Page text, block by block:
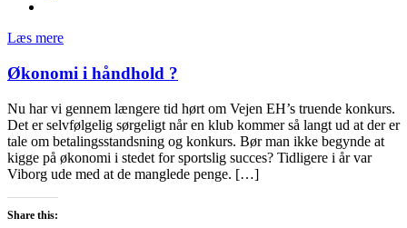
Læs mere
Økonomi i håndhold ?
Nu har vi gennem længere tid hørt om Vejen EH’s truende konkurs.
Det er selvfølgelig sørgeligt når en klub kommer så langt ud at der er
tale om betalingsstandsning og konkurs. Bør man ikke begynde at
kigge på økonomi i stedet for sportslig succes? Tidligere i år var
Viborg ude med at de manglede penge. […]
Share this: